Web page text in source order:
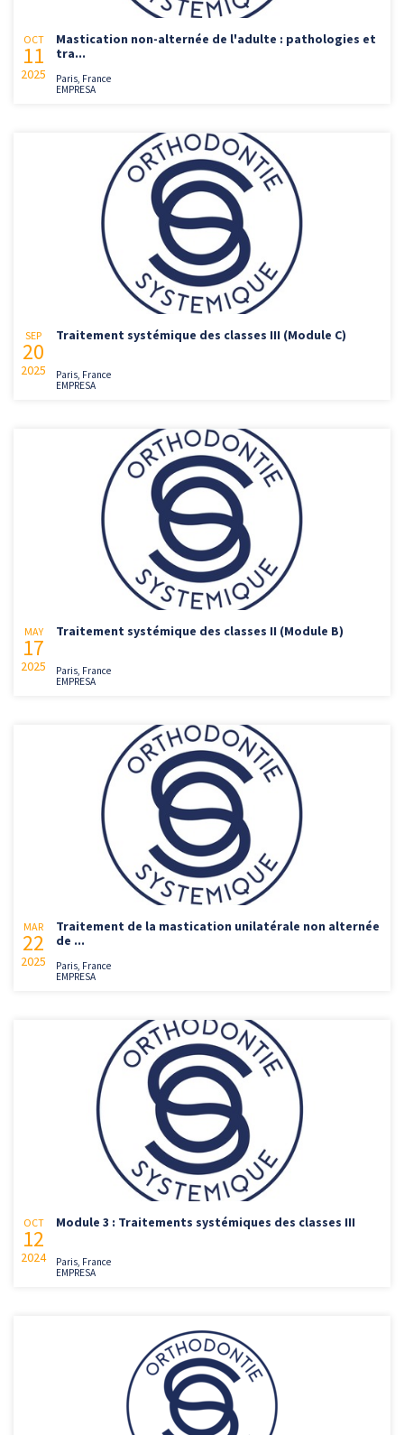
OCT
11
2025
Mastication non-alternée de l'adulte : pathologies et
tra...
Paris, France
EMPRESA
SEP
20
2025
Traitement systémique des classes III (Module C)
Paris, France
EMPRESA
MAY
17
2025
Traitement systémique des classes II (Module B)
Paris, France
EMPRESA
MAR
22
2025
Traitement de la mastication unilatérale non alternée
de ...
Paris, France
EMPRESA
OCT
12
2024
Module 3 : Traitements systémiques des classes III
Paris, France
EMPRESA